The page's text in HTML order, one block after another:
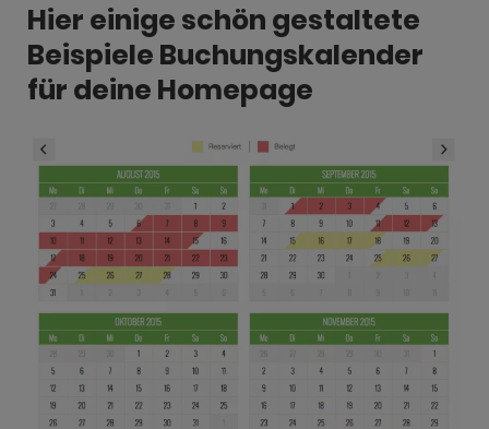
Hier einige schön gestaltete
Beispiele Buchungskalender
für deine Homepage